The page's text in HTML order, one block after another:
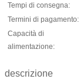
Tempi di consegna:
Termini di pagamento:
Capacità di
alimentazione:
descrizione